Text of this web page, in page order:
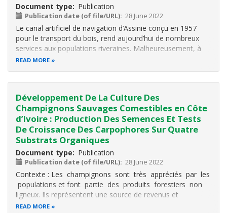
Document type Publication
Publication date (of file/URL) 28 June 2022
Le canal artificiel de navigation d’Assinie conçu en 1957
pour le transport du bois, rend aujourd’hui de nombreux
services aux populations riveraines. Malheureusement, à
l’heure actuelle, ce patrimoine est soumis à d’intenses
READ MORE
Développement De La Culture Des
Champignons Sauvages Comestibles en Côte
d’Ivoire : Production Des Semences Et Tests
De Croissance Des Carpophores Sur Quatre
Substrats Organiques
Document type Publication
Publication date (of file/URL) 28 June 2022
Contexte : Les champignons sont très appréciés par les
populations et font partie des produits forestiers non
ligneux. Ils représentent une source de revenus et
contribuent au bien-être des populations. Cette étude vise
READ MORE